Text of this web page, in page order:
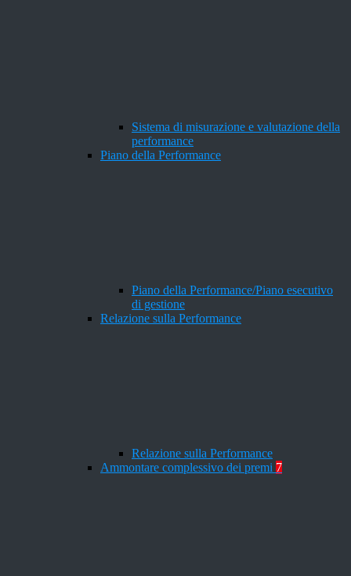
Sistema di misurazione e valutazione della
performance
Piano della Performance
Piano della Performance/Piano esecutivo
di gestione
Relazione sulla Performance
Relazione sulla Performance
Ammontare complessivo dei premi 7